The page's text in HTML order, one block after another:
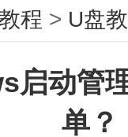
程 > U盘
启动管
单？